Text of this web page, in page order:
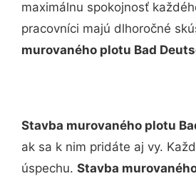
maximálnu spokojnosť
pracovníci majú dlhoročné
murovaného plotu Bad
Stavba murovaného plotu
ak sa k nim pridáte aj vy.
úspechu. Stavba